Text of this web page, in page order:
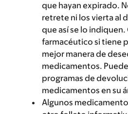
que hayan expirado.
retrete ni los vierta al
que así se lo
farmacéutico si tiene
mejor manera de
medicamentos.
programas de
medicamentos en su
Algunos